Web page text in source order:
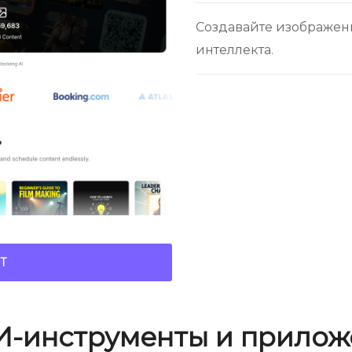
Создавайте
интеллекта.
инструменты и